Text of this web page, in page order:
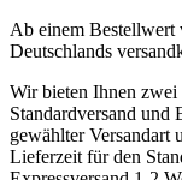
Ab einem
Deutschlands
Wir bieten Ihnen zwei
Standardversand und
gewählter Versandart
Lieferzeit für den